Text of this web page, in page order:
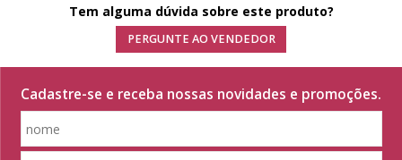
Tem alguma dúvida sobre este produto?
PERGUNTE AO VENDEDOR
Cadastre-se e receba nossas novidades e promoções.